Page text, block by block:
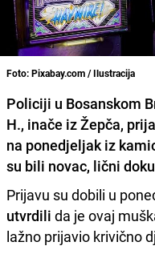
Foto: Pixabay.com / Ilustracija
Policiji u Bosanskom
H., inače iz Žepča,
na ponedjeljak iz
su bili novac, lični
Prijavu su dobili u
utvrdili da je ovaj
lažno prijavio krivično